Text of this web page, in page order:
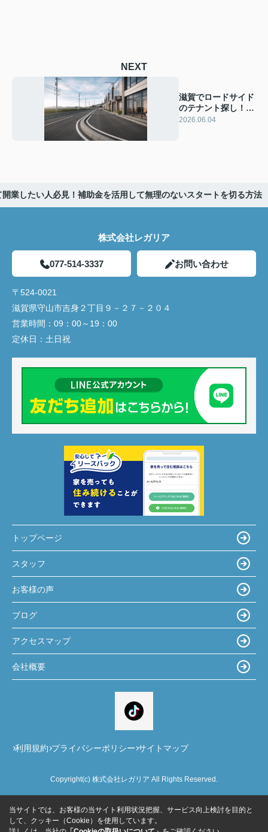
NEXT
滋賀でロードサイド
のテナント探し！失
敗しない選び方と立
2026.06.04
業したい人必見！補助金を活用して無理のないスタートを切る方法
株式会社レガリア
077-514-3337 お問い合わせ
〒524-0021
滋賀県守山市吉身２丁目９－２７－２０４
営業時間： 09：00～19：00
定休日： 土日祝
トップページ
スタッフ
お客様の声
ブログ
アクセスマップ
会社概要
利用規約 プライバシーポリシー サイトマップ
Copyright(c) 株式会社レガリア All Rights Reserved.
当サイトでは、お客様の当サイト利用状況把握、サービス向上検討を目的と
して、クッキー（Cookie）を使用しています。